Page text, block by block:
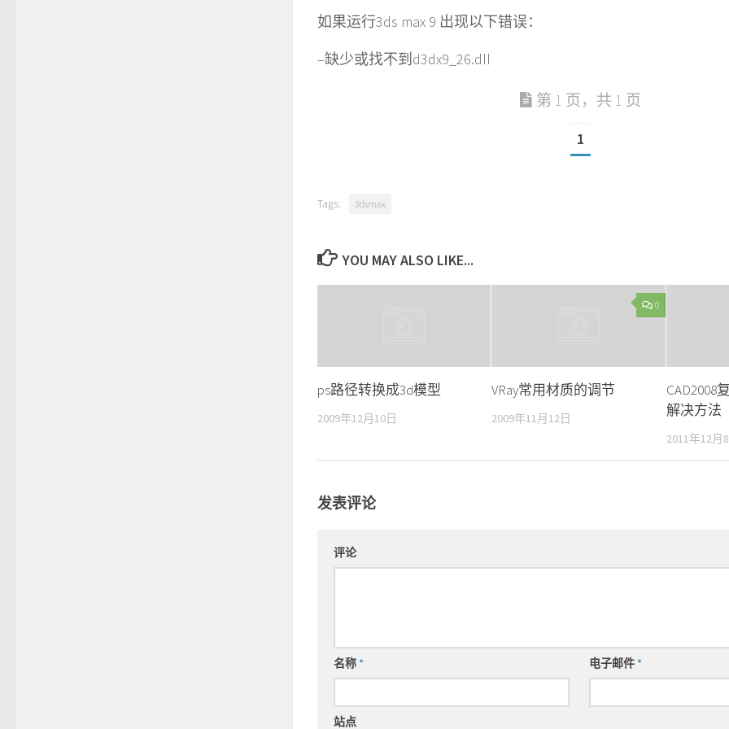
如果运行3ds max 9 出现以下错误：
–缺少或找不到d3dx9_26.dll
第 1 页，共 1 页
1
Tags: 3dsmax
YOU MAY ALSO LIKE...
ps路径转换成3d模型
2009年12月10日
0
VRay常用材质的调节
2009年11月12日
CAD2008
解决方法
2011年12月
发表评论
评论
名称* 电子邮件*
站点